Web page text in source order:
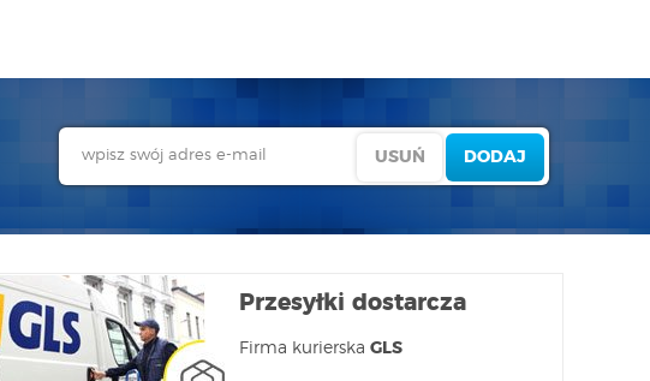
Przesyłki dostarcza
Firma kurierska GLS